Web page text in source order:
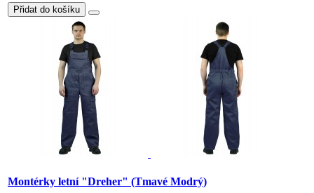
Přidat do košíku
Montérky letní "Dreher" (Tmavé Modrý)